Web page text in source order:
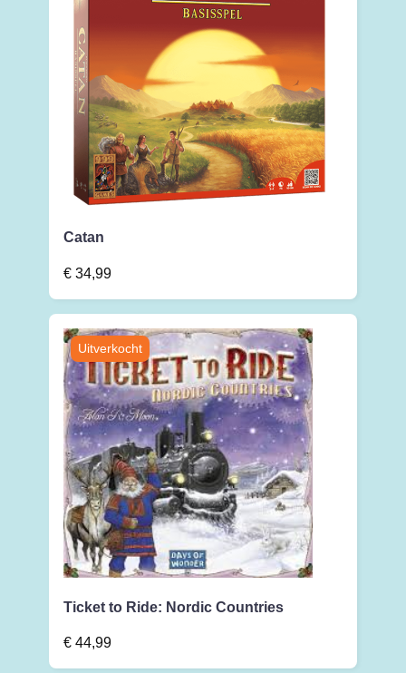
Catan
€ 34,99
Ticket to Ride: Nordic Countries
€ 44,99